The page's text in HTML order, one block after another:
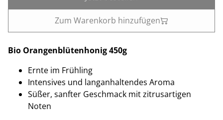
Zum Warenkorb hinzufügen
Bio Orangenblütenhonig 450g
Ernte im Frühling
Intensives und langanhaltendes Aroma
Süßer, sanfter Geschmack mit zitrusartigen
Noten